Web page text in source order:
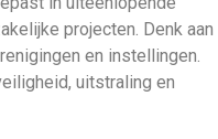
projecten. Denk aan
en instellingen.
uitstraling en